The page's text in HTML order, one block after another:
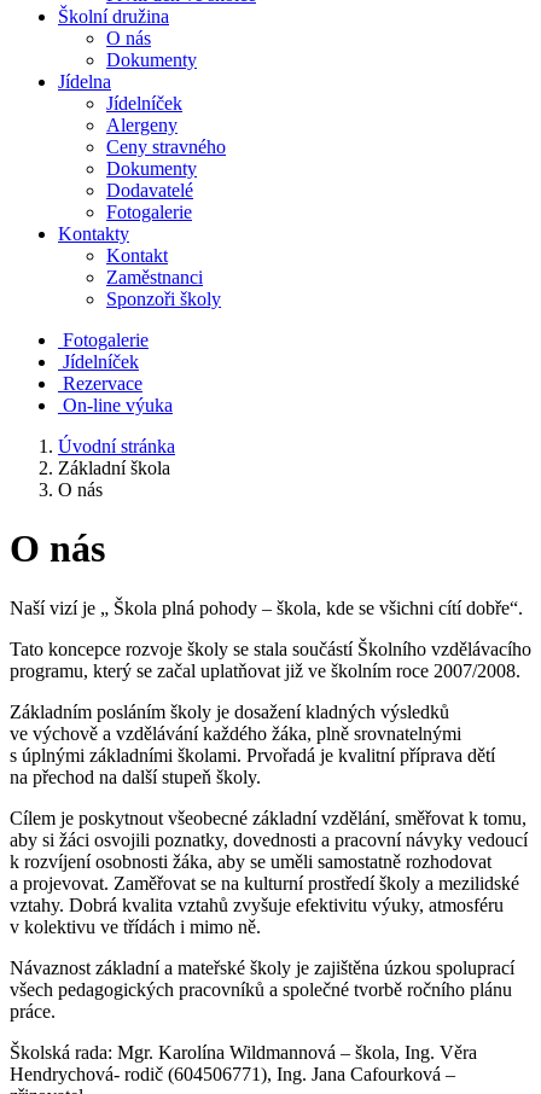
Školní družina
O nás
Dokumenty
Jídelna
Jídelníček
Alergeny
Ceny stravného
Dokumenty
Dodavatelé
Fotogalerie
Kontakty
Kontakt
Zaměstnanci
Sponzoři školy
Fotogalerie
Jídelníček
Rezervace
On-line výuka
Úvodní stránka
Základní škola
O nás
O nás
Naší vizí je „ Škola plná pohody – škola, kde se všichni cítí dobře“.
Tato koncepce rozvoje školy se stala součástí Školního vzdělávacího
programu, který se začal uplatňovat již ve školním roce 2007/2008.
Základním posláním školy je dosažení kladných výsledků
ve výchově a vzdělávání každého žáka, plně srovnatelnými
s úplnými základními školami. Prvořadá je kvalitní příprava dětí
na přechod na další stupeň školy.
Cílem je poskytnout všeobecné základní vzdělání, směřovat k tomu,
aby si žáci osvojili poznatky, dovednosti a pracovní návyky vedoucí
k rozvíjení osobnosti žáka, aby se uměli samostatně rozhodovat
a projevovat. Zaměřovat se na kulturní prostředí školy a mezilidské
vztahy. Dobrá kvalita vztahů zvyšuje efektivitu výuky, atmosféru
v kolektivu ve třídách i mimo ně.
Návaznost základní a mateřské školy je zajištěna úzkou spoluprací
všech pedagogických pracovníků a společné tvorbě ročního plánu
práce.
Školská rada: Mgr. Karolína Wildmannová – škola, Ing. Věra
Hendrychová- rodič (604506771), Ing. Jana Cafourková –